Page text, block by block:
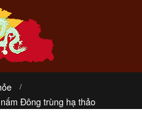
Đông trùng hạ thảo